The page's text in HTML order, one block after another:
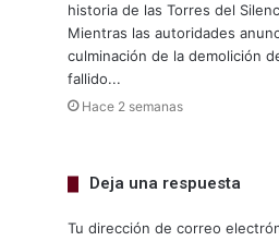
historia de las Torres del
Mientras las autoridades
culminación de la demolición
fallido...
Hace 2 semanas
Deja una respuesta
Tu dirección de correo